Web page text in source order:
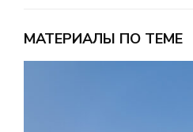
МАТЕРИАЛЫ ПО ТЕМЕ